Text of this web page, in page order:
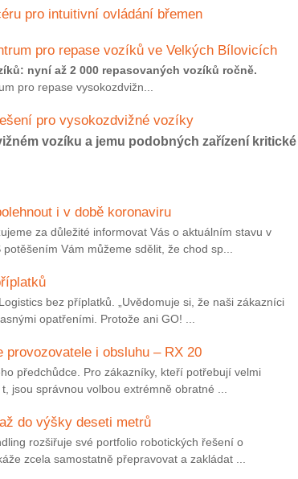
pro intuitivní ovládání břemen
pro repase vozíků ve Velkých Bílovicích
nyní až 2 000 repasovaných vozíků ročně.
pro repase vysokozdvižn...
pro vysokozdvižné vozíky
vozíku a jemu podobných zařízení kritické
i v době koronaviru
za důležité informovat Vás o aktuálním stavu v
Vám můžeme sdělit, že chod sp...
bez příplatků. „Uvědomuje si, že naši zákazníci
opatřeními. Protože ani GO! ...
i obsluhu – RX 20
předchůdce. Pro zákazníky, kteří potřebují velmi
jsou správnou volbou extrémně obratné ...
do výšky deseti metrů
rozšiřuje své portfolio robotických řešení o
zcela samostatně přepravovat a zakládat ...